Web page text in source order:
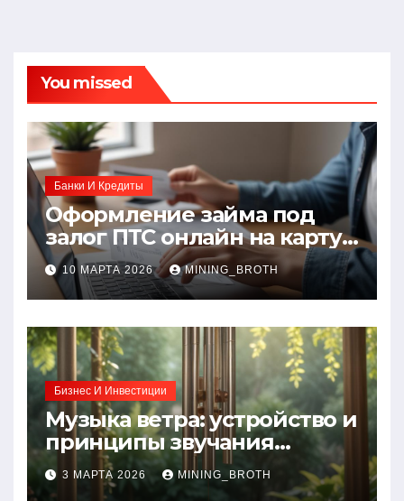
You missed
Банки И Кредиты
Оформление займа под
залог ПТС онлайн на карту
без визита в офис: порядок,
требования и документы
10 МАРТА 2026 MINING_BROTH
Бизнес И Инвестиции
Музыка ветра: устройство и
принципы звучания
колокольчиков
3 МАРТА 2026 MINING_BROTH